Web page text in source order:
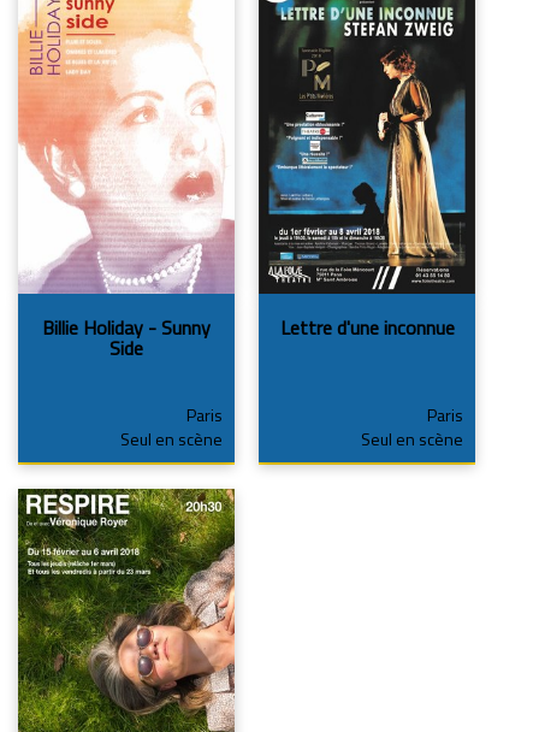
Billie Holiday - Sunny
Side
Paris
Seul en scène
Lettre d'une inconnue
Paris
Seul en scène